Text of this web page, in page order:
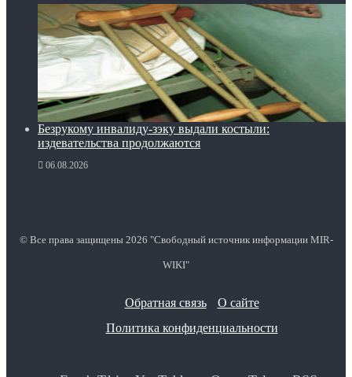
Безрукому инвалиду-зэку выдали костыли:
издевательства продолжаются
06.08.2026
© Все права защищены 2026 "Свободный источник информации MIR-
WIKI"
Обратная связь
О сайте
Политика конфиденциальности